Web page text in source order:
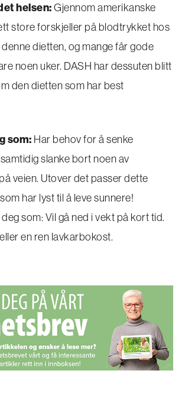
helsen: Gjennom amerikanske
store forskjeller på blodtrykket hos
dietten, og mange får gode
noen uker. DASH har dessuten blitt
den dietten som har best
som: Har behov for å senke
slanke bort noen av
veien. Utover det passer dette
har lyst til å leve sunnere!
som: Vil gå ned i vekt på kort tid.
en ren lavkarbokost.